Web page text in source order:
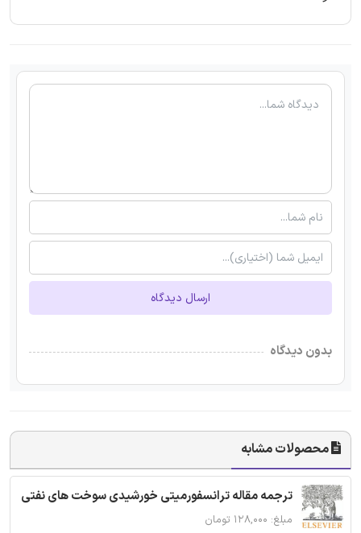
ارسال دیدگاه
بدون دیدگاه
محصولات مشابه
ترجمه مقاله ترانسفورمیتی خورشیدی سوخت های نفتی
مبلغ: ۱۲۸,۰۰۰ تومان